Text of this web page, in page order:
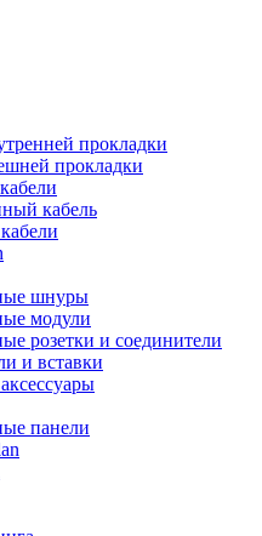
прокладки
прокладки
кабель
шнуры
модули
розетки и соединители
и вставки
панели